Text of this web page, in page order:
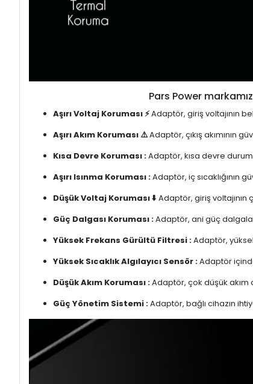
Pars Power
Aşırı Voltaj Koruması ⚡Adaptör, giriş voltajının
Aşırı Akım Koruması ⚠️Adaptör, çıkış akımının
Kısa Devre Koruması :Adaptör, kısa devre
Aşırı Isınma Koruması :Adaptör, iç sıcaklığının
Düşük Voltaj Koruması ⬇️Adaptör, giriş
Güç Dalgası Koruması :Adaptör, ani güç
Yüksek Frekans Gürültü Filtresi :Adaptör,
Yüksek Sıcaklık Algılayıcı Sensör :Adaptör
Düşük Akım Koruması :Adaptör, çok düşük
Güç Yönetim Sistemi :Adaptör, bağlı cihazın